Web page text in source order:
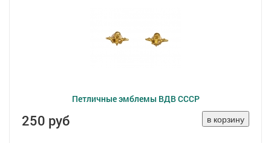
Петличные эмблемы ВДВ СССР
250 руб